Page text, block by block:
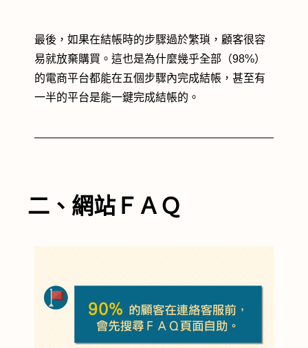
最後，如果在結帳時的步驟過於繁瑣，顧客很容
易就放棄購買。這也是為什麼幾乎全部（98%）
的電商平台都能在五個步驟內完成結帳，甚至有
一半的平台是能一鍵完成結帳的。
二、網站ＦＡＱ